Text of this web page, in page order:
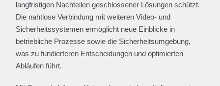
langfristigen Nachteilen geschlossener Lösungen schützt.
Die nahtlose Verbindung mit weiteren Video- und
Sicherheitssystemen ermöglicht neue Einblicke in
betriebliche Prozesse sowie die Sicherheitsumgebung,
was zu fundierteren Entscheidungen und optimierten
Abläufen führt.